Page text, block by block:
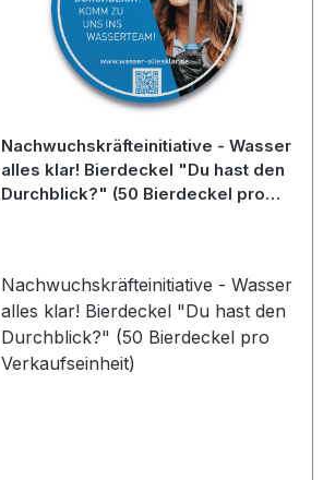
Nachwuchskräfteinitiative - Wasser
alles klar! Bierdeckel "Du hast den
Durchblick?" (50 Bierdeckel pro
Nachwuchskräfteinitiative - Wasser
alles klar! Bierdeckel "Du hast den
Durchblick?" (50 Bierdeckel pro
Verkaufseinheit)